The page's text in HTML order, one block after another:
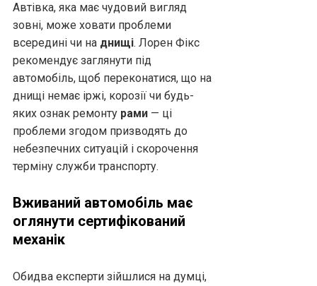
Автівка, яка має чудовий вигляд
зовні, може ховати проблеми
всередині чи на днищі. Лорен Фікс
рекомендує заглянути під
автомобіль, щоб переконатися, що на
днищі немає іржі, корозії чи будь-
яких ознак ремонту рами — ці
проблеми згодом призводять до
небезпечних ситуацій і скорочення
терміну служби транспорту.
Вживаний автомобіль має
оглянути сертифікований
механік
Обидва експерти зійшлися на думці,